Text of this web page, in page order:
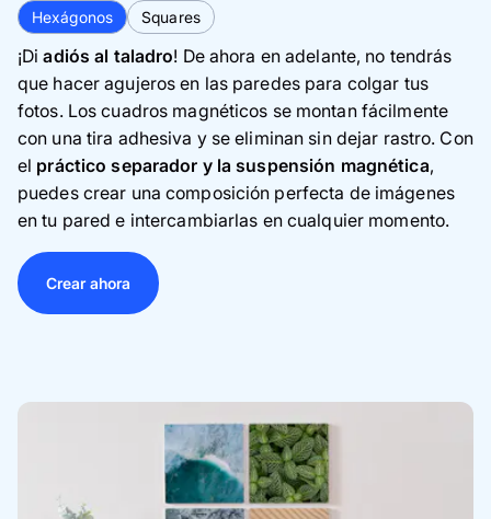
Hexágonos Squares
¡Diadiós al taladro! De ahora en adelante, no tendrás
que hacer agujeros en las paredes para colgar tus
fotos. Los cuadros magnéticos se montan fácilmente
con una tira adhesiva y se eliminan sin dejar rastro. Con
el práctico separador y la suspensión magnética,
puedes crear una composición perfecta de imágenes
en tu pared e intercambiarlas en cualquier momento.
Crear ahora